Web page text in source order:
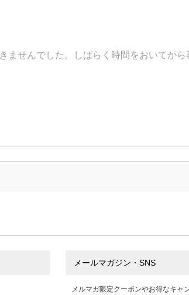
ませんでした。しばらく時間をおいてから
メールマガジン・SNS
メルマガ限定クーポンやお得なキャ